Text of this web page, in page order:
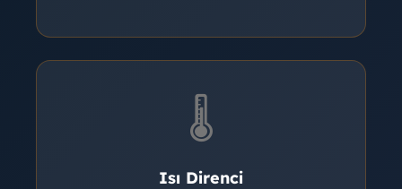
🌡️
Isı Direnci